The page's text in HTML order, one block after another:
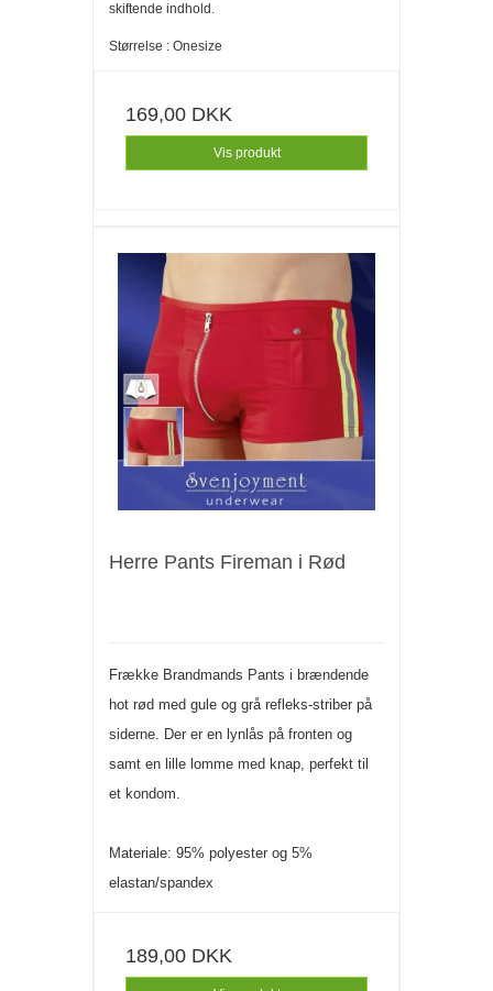
skiftende indhold.
Størrelse : Onesize
169,00 DKK
Vis produkt
Herre Pants Fireman i Rød
Frække Brandmands Pants i brændende
hot rød med gule og grå refleks-striber på
siderne. Der er en lynlås på fronten og
samt en lille lomme med knap, perfekt til
et kondom.
Materiale: 95% polyester og 5%
elastan/spandex
189,00 DKK